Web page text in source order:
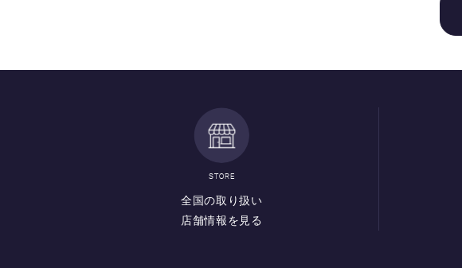
STORE
全国の取り扱い
店舗情報を見る